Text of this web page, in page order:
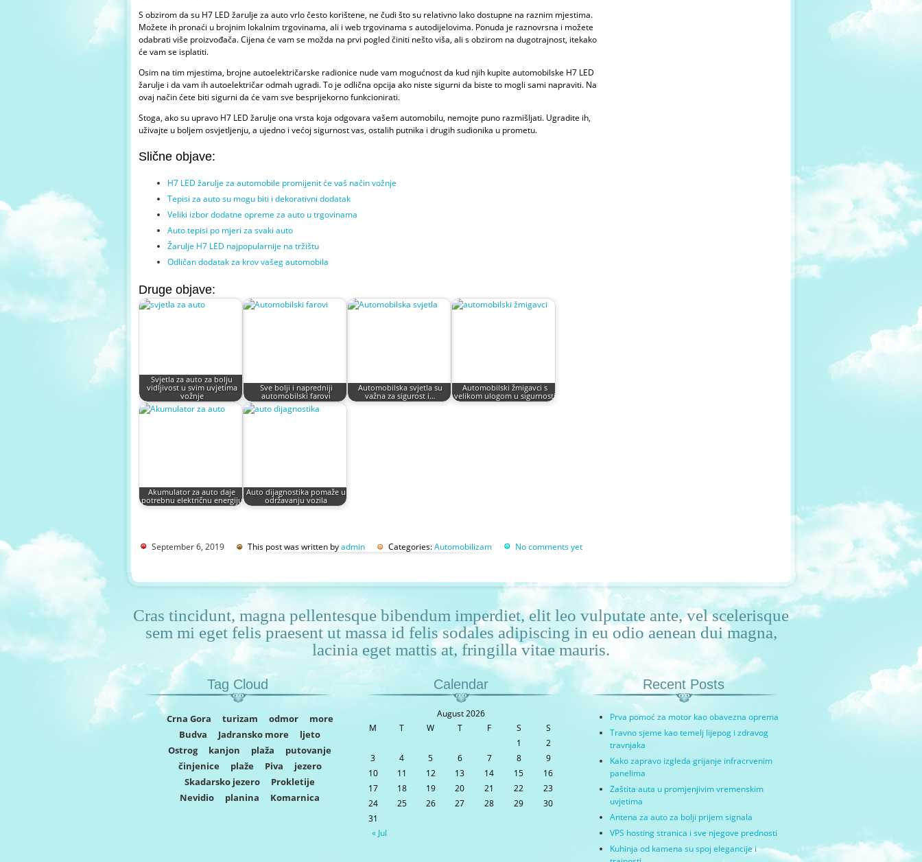
S obzirom da su H7 LED žarulje za auto vrlo često korištene, ne čudi što su relativno lako dostupne na raznim mjestima.
Možete ih pronaći u brojnim lokalnim trgovinama, ali i web trgovinama s autodijelovima. Ponuda je raznovrsna i možete
odabrati više proizvođača. Cijena će vam se možda na prvi pogled činiti nešto viša, ali s obzirom na dugotrajnost, itekako
će vam se isplatiti.
Osim na tim mjestima, brojne autoelektričarske radionice nude vam mogućnost da kud njih kupite automobilske H7 LED
žarulje i da vam ih autoelektričar odmah ugradi. To je odlična opcija ako niste sigurni da biste to mogli sami napraviti. Na
ovaj način ćete biti sigurni da će vam sve besprijekorno funkcionirati.
Stoga, ako su upravo H7 LED žarulje ona vrsta koja odgovara vašem automobilu, nemojte puno razmišljati. Ugradite ih,
uživajte u boljem osvjetljenju, a ujedno i većoj sigurnost vas, ostalih putnika i drugih sudionika u prometu.
Slične objave:
H7 LED žarulje za automobile promijenit će vaš način vožnje
Tepisi za auto su mogu biti i dekorativni dodatak
Veliki izbor dodatne opreme za auto u trgovinama
Auto tepisi po mjeri za svaki auto
Žarulje H7 LED najpopularnije na tržištu
Odličan dodatak za krov vašeg automobila
Druge objave:
Svjetla za auto za bolju
vidljivost u svim uvjetima
vožnje
Sve bolji i napredniji
automobilski farovi
Automobilska svjetla su
važna za sigurost i…
Automobilski žmigavci s
velikom ulogom u sigurnosti
Akumulator za auto daje
potrebnu električnu energiju
Auto dijagnostika pomaže u
održavanju vozila
September 6, 2019 This post was written byadmin Categories:Automobilizam No comments yet
Cras tincidunt, magna pellentesque bibendum imperdiet, elit leo vulputate ante, vel scelerisque
sem mi eget felis praesent ut massa id felis sodales adipiscing in eu odio aenean dui magna,
lacinia eget mattis at, fringilla vitae mauris.
Tag Cloud
Crna Gora turizam odmor
more
Budva
Jadransko more
ljeto
Ostrog
kanjon plaža
putovanje
činjenice
plaže Piva
jezero
Skadarsko jezero
Prokletije
Nevidio
planina Komarnica
Calendar
August 2026
M
T W T F S
S
1
2
3
4 5 6 7 8
9
10
11 12 13 14 15
16
17
18 19 20 21 22
23
24
25 26 27 28 29
30
31
« Jul
Recent Posts
Prva pomoć za motor kao obavezna oprema
Travno sjeme kao temelj lijepog i zdravog
travnjaka
Kako zapravo izgleda grijanje infracrvenim
panelima
Zaštita auta u promjenjivim vremenskim
uvjetima
Antena za auto za bolji prijem signala
VPS hosting stranica i sve njegove prednosti
Kuhinja od kamena su spoj elegancije i